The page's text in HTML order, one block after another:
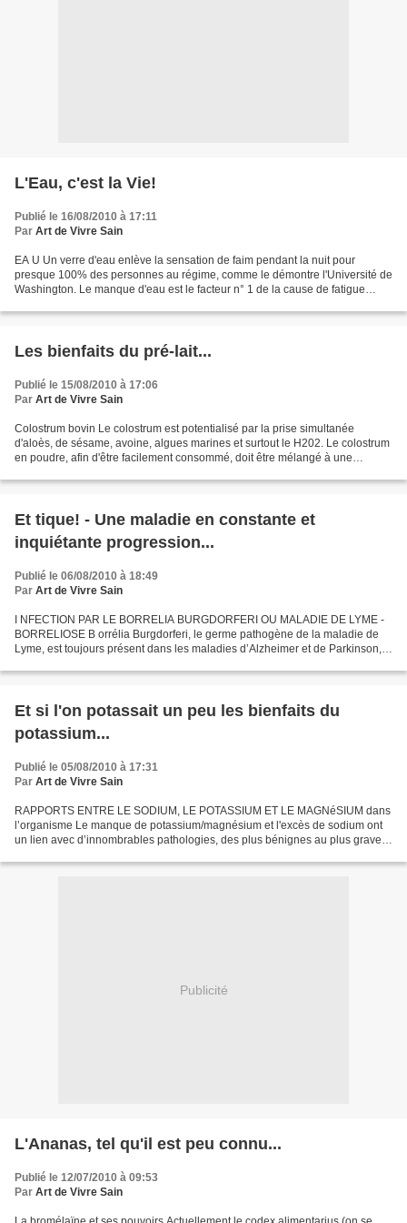
L'Eau, c'est la Vie!
Publié le 16/08/2010 à 17:11
Par Art de Vivre Sain
EA U Un verre d'eau enlève la sensation de faim pendant la nuit pour
presque 100% des personnes au régime, comme le démontre l'Université de
Washington. Le manque d'eau est le facteur n° 1 de la cause de fatigue
Les bienfaits du pré-lait...
Publié le 15/08/2010 à 17:06
Par Art de Vivre Sain
Colostrum bovin Le colostrum est potentialisé par la prise simultanée
d'aloès, de sésame, avoine, algues marines et surtout le H202. Le colostrum
en poudre, afin d'être facilement consommé, doit être mélangé à une
Et tique! - Une maladie en constante et
inquiétante progression...
Publié le 06/08/2010 à 18:49
Par Art de Vivre Sain
I NFECTION PAR LE BORRELIA BURGDORFERI OU MALADIE DE LYME -
BORRELIOSE B orrélia Burgdorferi, le germe pathogène de la maladie de
Lyme, est toujours présent dans les maladies d’Alzheimer et de Parkinson,
Et si l'on potassait un peu les bienfaits du
potassium...
Publié le 05/08/2010 à 17:31
Par Art de Vivre Sain
RAPPORTS ENTRE LE SODIUM, LE POTASSIUM ET LE MAGNéSIUM dans
l’organisme Le manque de potassium/magnésium et l'excès de sodium ont
un lien avec d’innombrables pathologies, des plus bénignes au plus graves.
Publicité
L'Ananas, tel qu'il est peu connu...
Publié le 12/07/2010 à 09:53
Par Art de Vivre Sain